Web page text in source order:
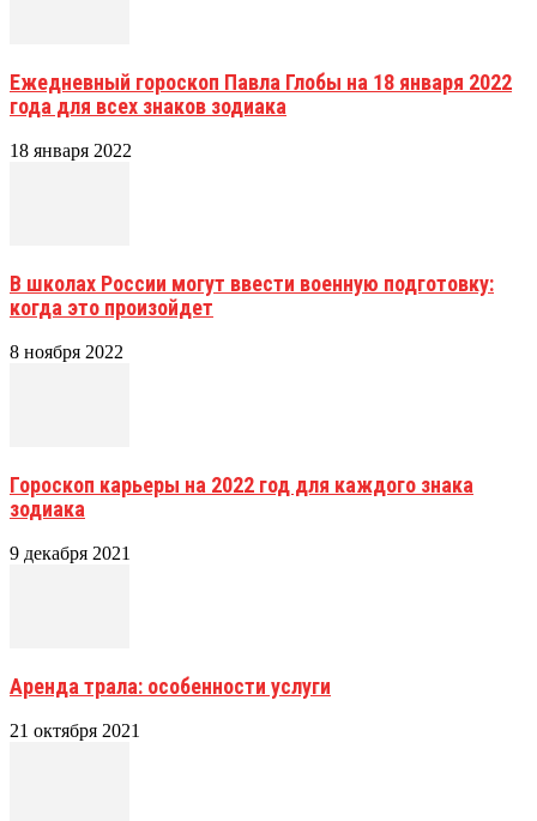
Ежедневный гороскоп Павла Глобы на 18 января 2022
года для всех знаков зодиака
18 января 2022
В школах России могут ввести военную подготовку:
когда это произойдет
8 ноября 2022
Гороскоп карьеры на 2022 год для каждого знака
зодиака
9 декабря 2021
Аренда трала: особенности услуги
21 октября 2021